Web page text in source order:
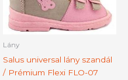
Lány
Salus universal lány szandál
/ Prémium Flexi FLO-07
van.
A
a